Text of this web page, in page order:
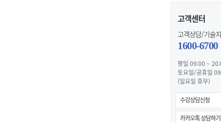
고객센터
고객상담/기술
1600-6700
평일 09:00 ~
토요일/공휴일
(일요일 휴무)
수강상담신청
카카오톡 상담하기